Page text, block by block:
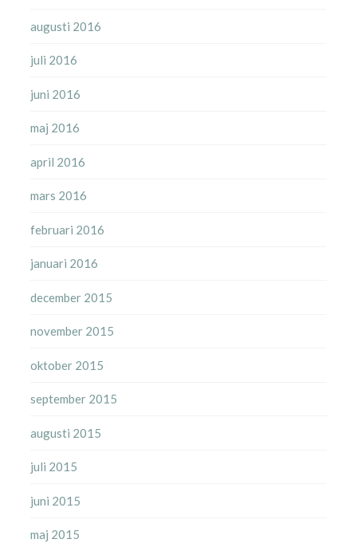
augusti 2016
juli 2016
juni 2016
maj 2016
april 2016
mars 2016
februari 2016
januari 2016
december 2015
november 2015
oktober 2015
september 2015
augusti 2015
juli 2015
juni 2015
maj 2015